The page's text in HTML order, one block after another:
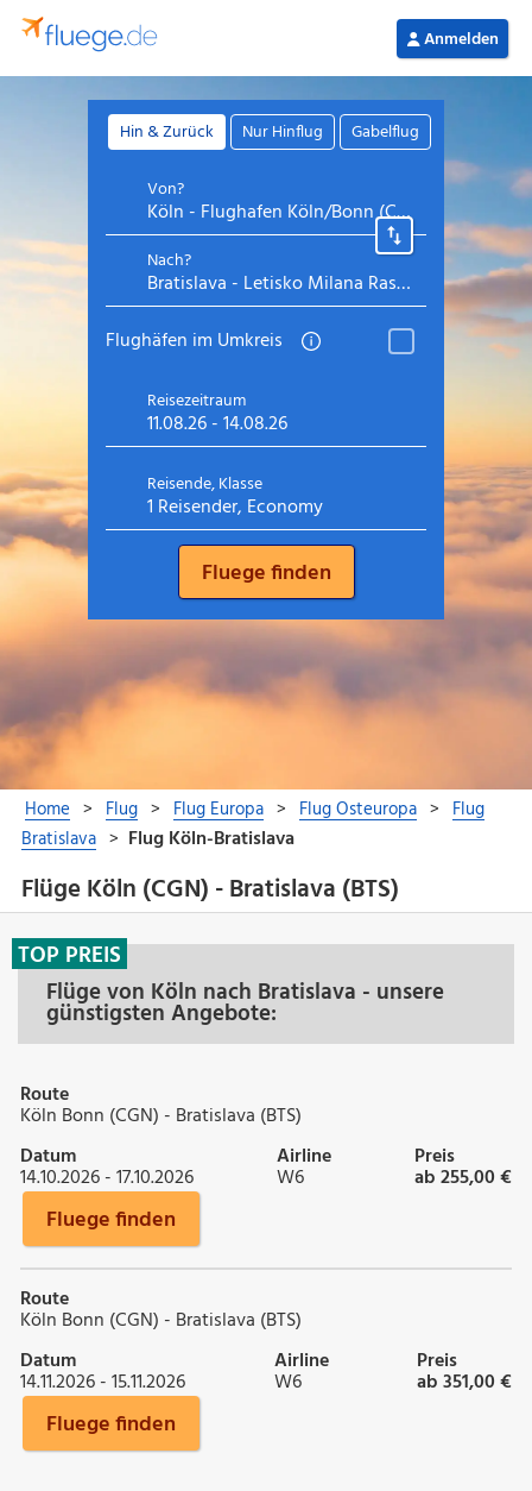
Flüge Köln (CGN) - Bratislava (BTS)
Flüge von Köln nach Bratislava - unsere
günstigsten Angebote:
TOP PREIS
Route
Köln Bonn (CGN) - Bratislava (BTS)
Datum
14.10.2026 - 17.10.2026
Airline
W6
Preis
ab 255,00 €
Fluege finden
Route
Köln Bonn (CGN) - Bratislava (BTS)
Datum
14.11.2026 - 15.11.2026
Airline
W6
Preis
ab 351,00 €
Fluege finden